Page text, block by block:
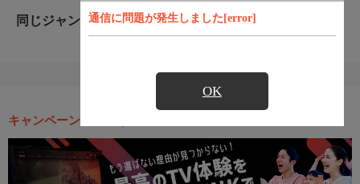
通信に問題が発生しました[error]
OK
同じジャンルのおすすめ番組
キャンペーン・お得な情報